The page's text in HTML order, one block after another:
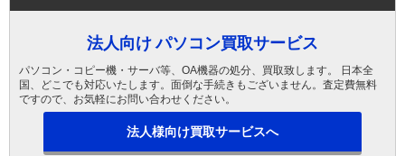
法人向け パソコン買取サービス
パソコン・コピー機・サーバ等、OA機器の処分、買取致します。 日本全
国、どこでも対応いたします。面倒な手続きもございません。査定費無料
ですので、お気軽にお問い合わせください。
法人様向け買取サービスへ